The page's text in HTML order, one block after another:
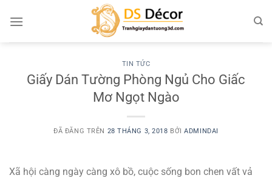
đến
TIN TỨC
Giấy Dán Tường Phòng Ngủ Cho Giấc
Mơ Ngọt Ngào
ĐÃ ĐĂNG TRÊN 28 THÁNG 3, 2018 BỞIADMINDAI
Xã hội càng ngày càng xô bồ, cuộc sống bon chen vất vả